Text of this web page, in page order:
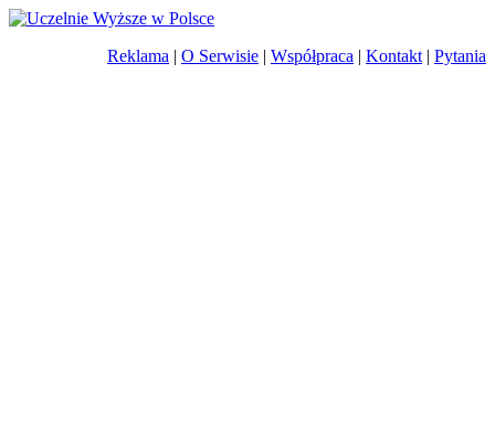
Reklama | O Serwisie | Współpraca | Kontakt | Pytania